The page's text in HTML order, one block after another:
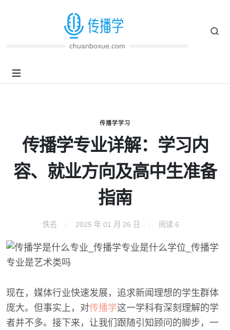
chuanboxue.com
传播学学习
传播学专业详解：学习内
容、就业方向及高中生准备
指南
佚名 2025 年 01 月 26 日 阅读 6
现在，媒体行业快速发展，追求新闻理想的学生群体
庞大。但事实上，对传播学这一学科有深刻理解的学
者并不多。接下来，让我们跟随引知顾问的脚步，一